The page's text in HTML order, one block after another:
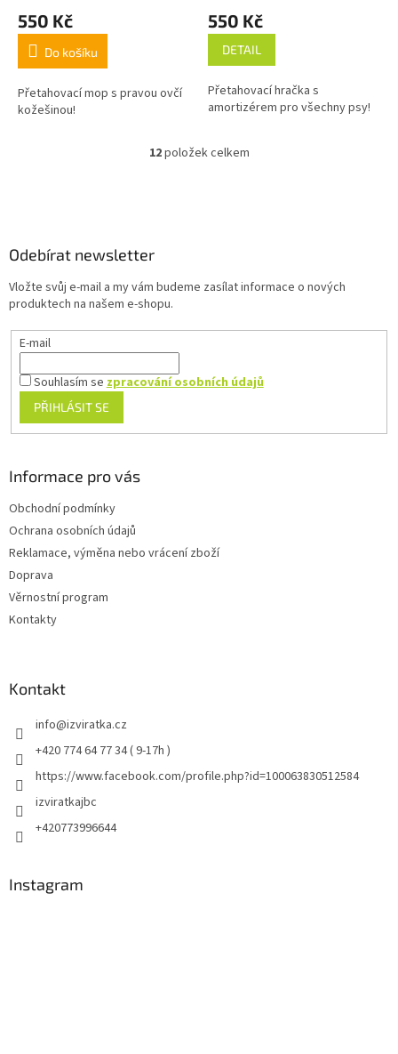
550 Kč
Do košíku
Přetahovací mop s pravou ovčí
kožešinou!
550 Kč
DETAIL
Přetahovací hračka s
amortizérem pro všechny psy!
O
p
v
v
i
12položek celkem
Odebírat newsletter
Vložte svůj e-mail a my vám budeme zasílat informace o nových
produktech na našem e-shopu.
E-mail
Souhlasím sezpracování osobních údajů
PŘIHLÁSIT SE
Informace pro vás
Obchodní podmínky
Ochrana osobních údajů
Reklamace, výměna nebo vrácení zboží
Doprava
Věrnostní program
Kontakty
Kontakt
info@izviratka.cz
+420 774 64 77 34 ( 9-17h )
https://www.facebook.com/profile.php?id=100063830512584
izviratkajbc
+420773996644
Instagram